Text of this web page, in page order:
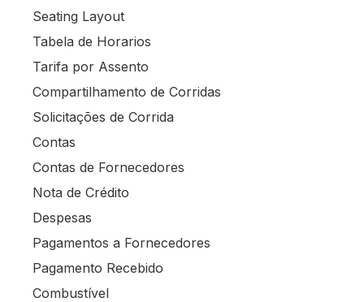
Seating Layout
Tabela de Horarios
Tarifa por Assento
Compartilhamento de Corridas
Solicitações de Corrida
Contas
Contas de Fornecedores
Nota de Crédito
Despesas
Pagamentos a Fornecedores
Pagamento Recebido
Combustível